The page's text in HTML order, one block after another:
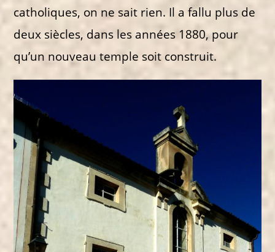
catholiques, on ne sait rien. Il a fallu plus de
deux siècles, dans les années 1880, pour
qu’un nouveau temple soit construit.